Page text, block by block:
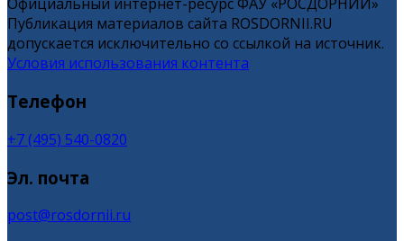
Официальный интернет-ресурс ФАУ «РОСДОРНИИ»
Публикация материалов сайта ROSDORNII.RU
допускается исключительно со ссылкой на источник.
Условия использования контента
Телефон
+7 (495) 540-0820
Эл. почта
post@rosdornii.ru